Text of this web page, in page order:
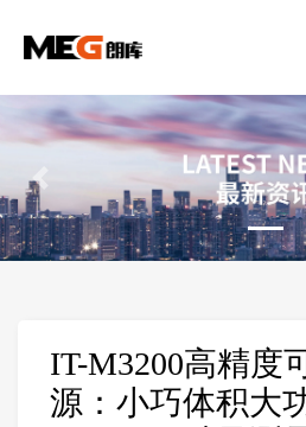
Previous
IT-M3200高精度
源：小巧体积大